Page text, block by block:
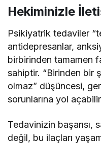
Hekiminizle
Psikiyatrik tedaviler
antidepresanlar,
birbirinden tamamen
sahiptir. “Birinden bir
olmaz” düşüncesi,
sorunlarına yol
Tedavinizin başarısı,
değil, bu ilaçları